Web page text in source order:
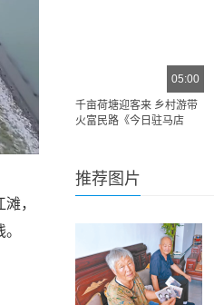
，
05:00
千亩荷塘迎客来 乡村游带
火富民路《今日驻马店
推荐图片